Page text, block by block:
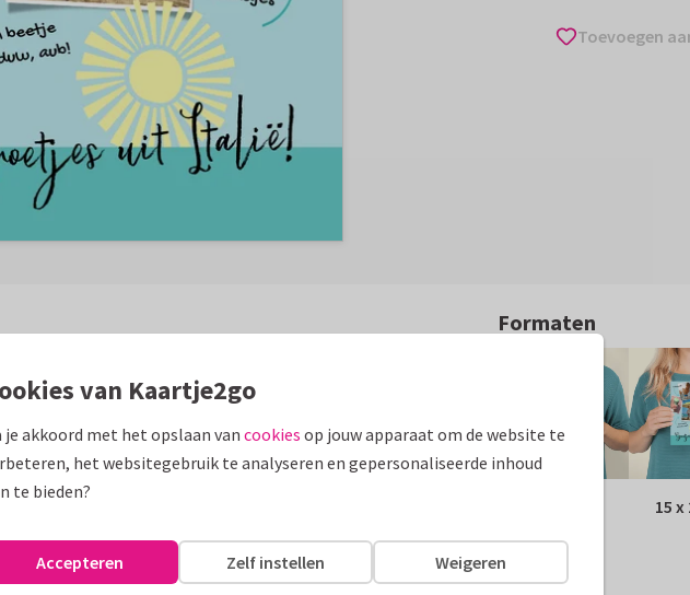
Toevoegen
vakantiefoto's. Voeg zelf
wens!
passen
Formaten
15 x
van Kaartje2go
je akkoord met het opslaan vancookies op jouw apparaat om de website te
het websitegebruik te analyseren en gepersonaliseerde inhoud
te bieden?
Weigeren
Zelf instellen
Accepteren